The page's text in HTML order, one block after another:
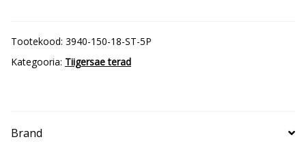
18TPI
metallile
Tootekood: 3940-150-18-ST-5P
Kategooria: Tiigersae terad
Brand